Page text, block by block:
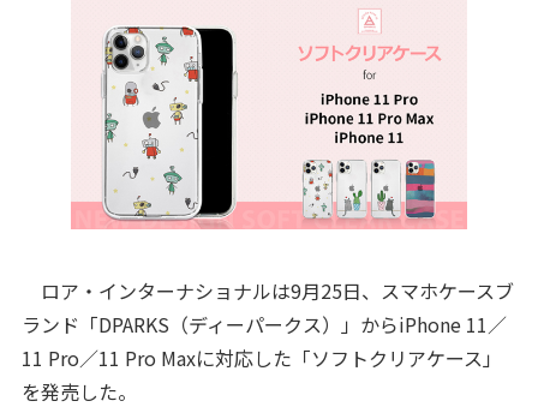
ロア・インターナショナルは9月25日、スマホケースブ
ランド「DPARKS（ディーパークス）」からiPhone 11／
11 Pro／11 Pro Maxに対応した「ソフトクリアケース」
を発売した。